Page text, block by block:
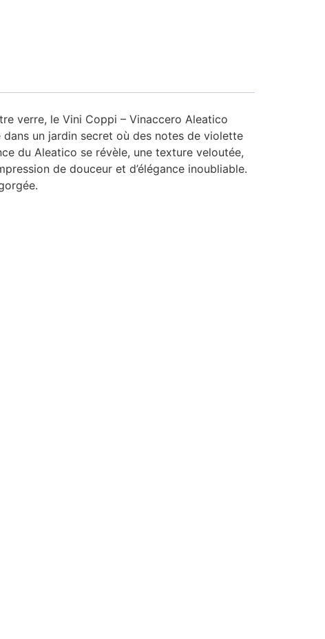
verre, le Vini Coppi – Vinaccero Aleatico
un jardin secret où des notes de violette
du Aleatico se révèle, une texture veloutée,
de douceur et d’élégance inoubliable.